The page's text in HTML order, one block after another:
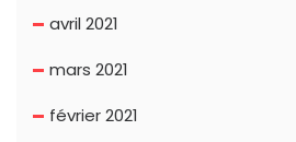
avril 2021
mars 2021
février 2021